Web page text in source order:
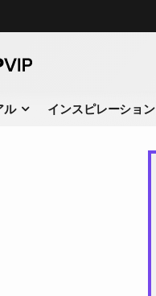
ル インスピレーション